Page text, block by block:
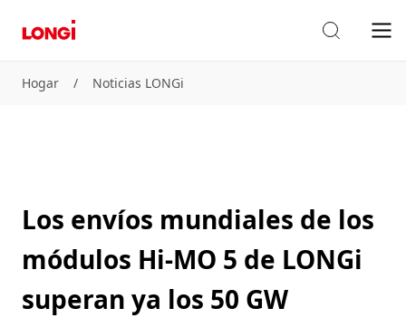
Hogar / Noticias LONGi
Los envíos mundiales de los
módulos Hi-MO 5 de LONGi
superan ya los 50 GW